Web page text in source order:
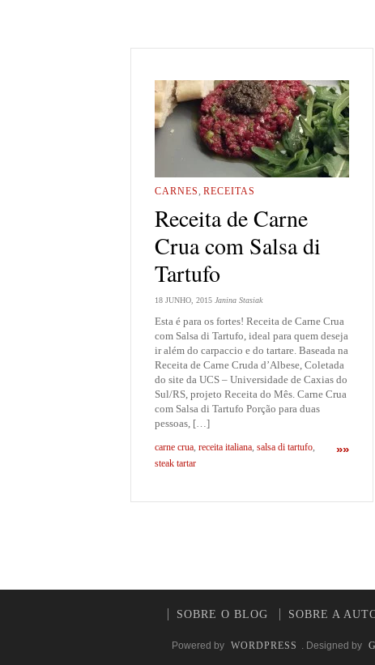
CARNES, RECEITAS
Receita de Carne
Crua com Salsa di
Tartufo
18 JUNHO, 2015 Janina Stasiak
Esta é para os fortes! Receita de Carne Crua
com Salsa di Tartufo, ideal para quem deseja
ir além do carpaccio e do tartare. Baseada na
Receita de Carne Cruda d’Albese, Coletada
do site da UCS – Universidade de Caxias do
Sul/RS, projeto Receita do Mês. Carne Crua
com Salsa di Tartufo Porção para duas
pessoas, […]
»»
carne crua receita italiana salsa di tartufo
steak tartar
SOBRE O BLOG SOBRE A
Powered by WORDPRESS . Designed by